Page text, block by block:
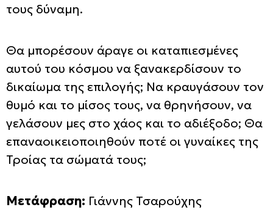
τους δύναμη.
Θα μπορέσουν άραγε οι καταπιεσμένες
αυτού του κόσμου να ξανακερδίσουν το
δικαίωμα της επιλογής; Να κραυγάσουν τον
θυμό και το μίσος τους, να θρηνήσουν, να
γελάσουν μες στο χάος και το αδιέξοδο; Θα
επαναοικειοποιηθούν ποτέ οι γυναίκες της
Τροίας τα σώματά τους;
Μετάφραση: Γιάννης Τσαρούχης